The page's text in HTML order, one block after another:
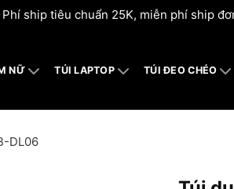
Phí ship tiêu chuẩn 25K, miễn phí ship
NỮ TÚI LAPTOP TÚI ĐEO CHÉO
DL06